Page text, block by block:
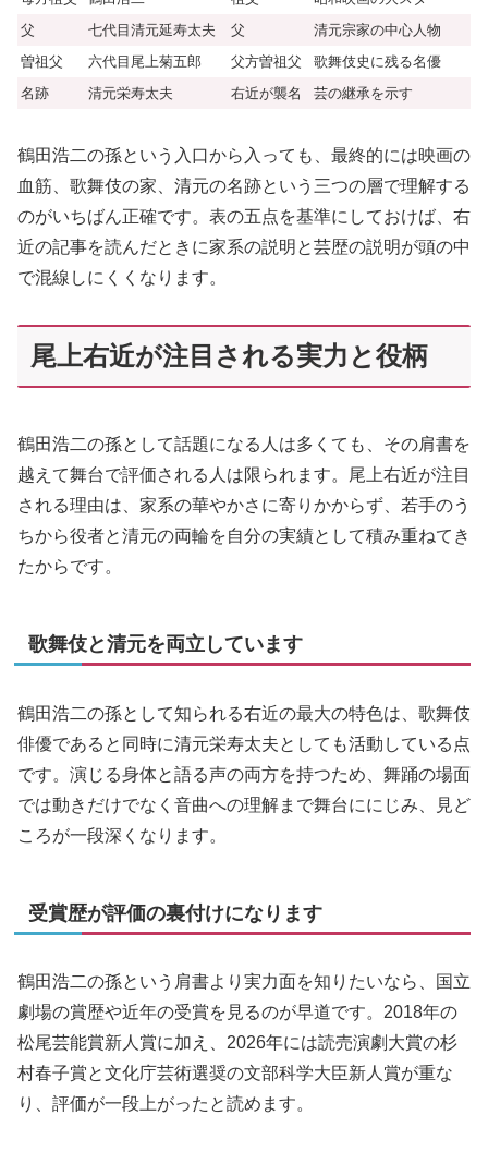
父
七代目清元延寿太夫 父
清元宗家の中心人物
曽祖父
六代目尾上菊五郎 父方曽祖父
歌舞伎史に残る名優
名跡
清元栄寿太夫 右近が襲名 芸の継承を示す
鶴田浩二の孫という入口から入っても、最終的には映画の
血筋、歌舞伎の家、清元の名跡という三つの層で理解する
のがいちばん正確です。表の五点を基準にしておけば、右
近の記事を読んだときに家系の説明と芸歴の説明が頭の中
で混線しにくくなります。
尾上右近が注目される実力と役柄
鶴田浩二の孫として話題になる人は多くても、その肩書を
越えて舞台で評価される人は限られます。尾上右近が注目
される理由は、家系の華やかさに寄りかからず、若手のう
ちから役者と清元の両輪を自分の実績として積み重ねてき
たからです。
歌舞伎と清元を両立しています
鶴田浩二の孫として知られる右近の最大の特色は、歌舞伎
俳優であると同時に清元栄寿太夫としても活動している点
です。演じる身体と語る声の両方を持つため、舞踊の場面
では動きだけでなく音曲への理解まで舞台ににじみ、見ど
ころが一段深くなります。
受賞歴が評価の裏付けになります
鶴田浩二の孫という肩書より実力面を知りたいなら、国立
劇場の賞歴や近年の受賞を見るのが早道です。2018年の
松尾芸能賞新人賞に加え、2026年には読売演劇大賞の杉
村春子賞と文化庁芸術選奨の文部科学大臣新人賞が重な
り、評価が一段上がったと読めます。